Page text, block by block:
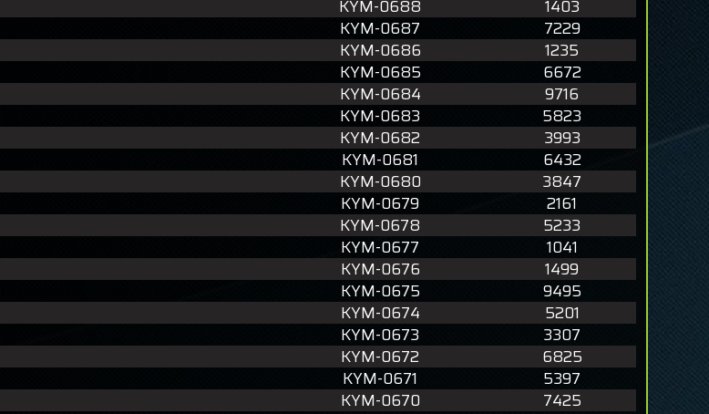
KYM-0688
1403
KYM-0687
7229
KYM-0686
1235
KYM-0685
6672
KYM-0684
9716
KYM-0683
5823
KYM-0682
3993
KYM-0681
6432
KYM-0680
3847
KYM-0679
2161
KYM-0678
5233
KYM-0677
1041
KYM-0676
1499
KYM-0675
9495
KYM-0674
5201
KYM-0673
3307
KYM-0672
6825
KYM-0671
5397
KYM-0670
7425